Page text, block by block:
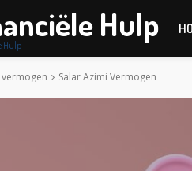
Hulp
Hulp
vermogen Salar Azimi Vermogen